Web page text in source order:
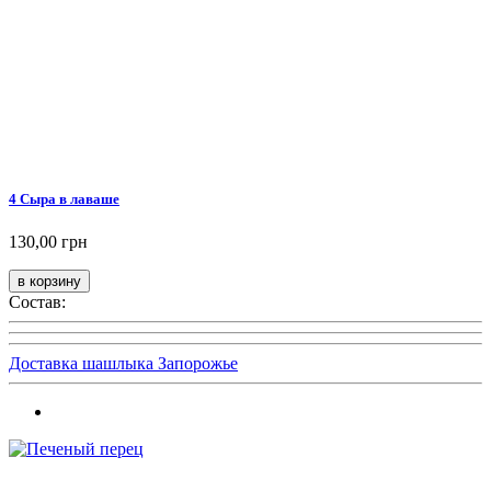
4 Сыра в лаваше
130,00 грн
Состав:
Доставка шашлыка Запорожье